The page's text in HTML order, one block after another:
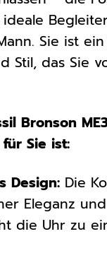
ideale
Sie ist
Stil, das Sie
Bronson
Sie ist:
Design:Die
Eleganz
die Uhr zu